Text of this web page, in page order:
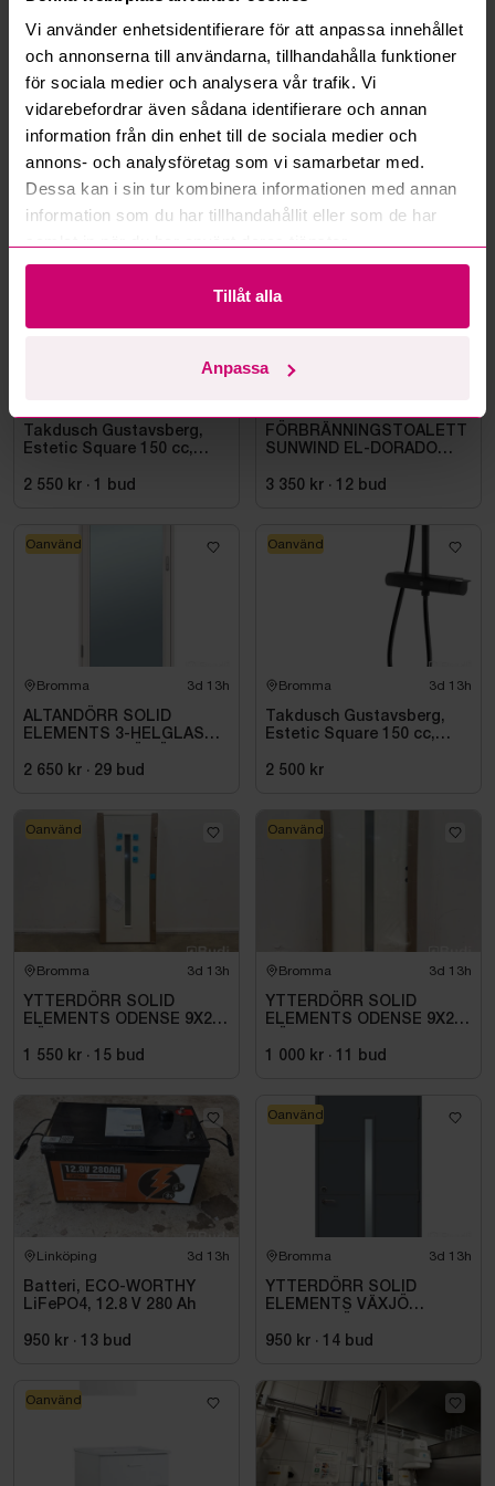
Vi använder enhetsidentifierare för att anpassa innehållet
och annonserna till användarna, tillhandahålla funktioner
för sociala medier och analysera vår trafik. Vi
vidarebefordrar även sådana identifierare och annan
information från din enhet till de sociala medier och
annons- och analysföretag som vi samarbetar med.
Dessa kan i sin tur kombinera informationen med annan
information som du har tillhandahållit eller som de har
Tillåt alla
Anpassa
Kan ni frakta mina vunna objekt?
Läs fler frågor och svar
Mer från samma kategori
Takdusch Gustavsberg,
Estetic Square 150 cc,
2 550 kr · 1 bud
FÖRBRÄNNINGSTOALETT
SUNWIND EL-DORADO
3 350 kr · 12 bud
Bromma 3d 13h
ALTANDÖRR SOLID
ELEMENTS 3-HELGLAS
2 650 kr · 29 bud
Oanvänd
Bromma 3d 13h
Takdusch Gustavsberg,
Estetic Square 150 cc,
2 500 kr
Oanvänd
Bromma 3d 13h
YTTERDÖRR SOLID
ELEMENTS ODENSE 9X20
1 550 kr · 15 bud
Oanvänd
Bromma 3d 13h
YTTERDÖRR SOLID
ELEMENTS ODENSE 9X21
1 000 kr · 11 bud
Oanvänd
Linköping 3d 13h
Batteri, ECO-WORTHY
LiFePO4, 12.8 V 280 Ah
950 kr · 13 bud
Bromma 3d 13h
YTTERDÖRR SOLID
ELEMENTS VÄXJÖ
950 kr · 14 bud
Oanvänd
Oanvänd